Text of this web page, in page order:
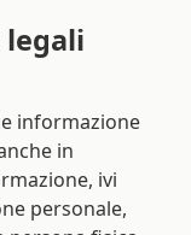
informazione
in
ivi
personale,